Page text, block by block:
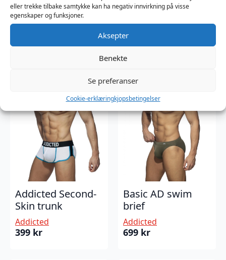
eller trekke tilbake samtykke kan ha negativ innvirkning på visse
egenskaper og funksjoner.
Aksepter
Benekte
Se preferanser
Cookie-erklæringkjopsbetingelser
Addicted Second-
Addicted Second-
Skin Jock
349
Addicted Second-
Skin trunk
Addicted
399 kr
Basic AD swim
brief
Addicted
699 kr